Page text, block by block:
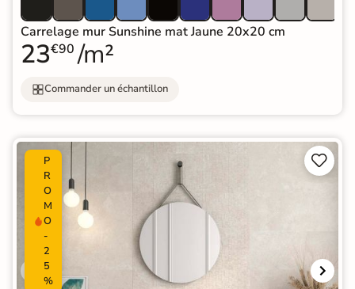
Carrelage mur Sunshine mat Jaune 20x20 cm
23€90 /m²
Commander un échantillon
P
R
O
M
O
-
2
5
%

